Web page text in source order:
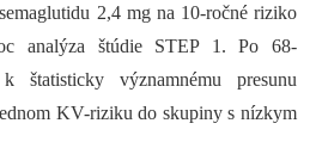
2,4 mg na 10-ročné riziko
analýza štúdie STEP 1. Po 68-
štatisticky významnému presunu
KV-riziku do skupiny s nízkym